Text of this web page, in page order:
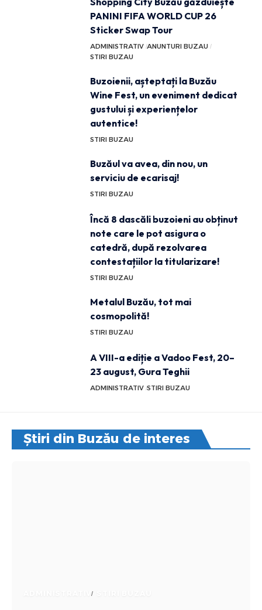
PANINI FIFA WORLD CUP 26
Sticker Swap Tour
ADMINISTRATIV ANUNTURI BUZAU
STIRI BUZAU
Buzoienii, așteptați la Buzău
Wine Fest, un eveniment dedicat
gustului și experiențelor
autentice!
STIRI BUZAU
Buzăul va avea, din nou, un
serviciu de ecarisaj!
STIRI BUZAU
Încă 8 dascăli buzoieni au obținut
note care le pot asigura o
catedră, după rezolvarea
contestațiilor la titularizare!
STIRI BUZAU
Metalul Buzău, tot mai
cosmopolită!
STIRI BUZAU
A VIII-a ediție a Vadoo Fest, 20–
23 august, Gura Teghii
ADMINISTRATIV STIRI BUZAU
Știri din Buzău de interes
ADMINISTRATIV